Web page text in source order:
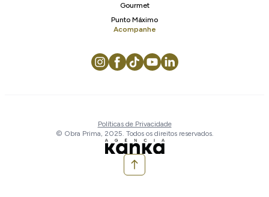
Gourmet
Punto Máximo
Acompanhe
Políticas de Privacidade
© Obra Prima, 2025. Todos os direitos reservados.